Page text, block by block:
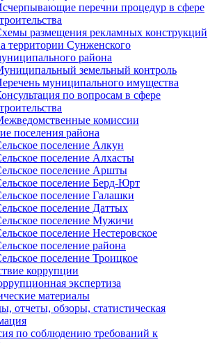
перечни процедур в сфере
размещения рекламных конструкций
территории Сунженского
района
земельный контроль
муниципального имущества
по вопросам в сфере
комиссии
поселения района
поселение Алкун
поселение Алхасты
поселение Аршты
поселение Берд-Юрт
поселение Галашки
поселение Даттых
поселение Мужичи
поселение Нестеровское
поселение района
поселение Троицкое
коррупции
экспертиза
материалы
отчеты, обзоры, статистическая
по соблюдению требований к